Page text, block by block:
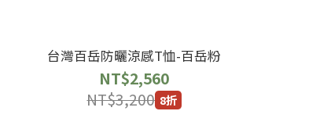
台灣百岳防曬涼感T恤-百岳粉
NT$2,560
NT$3,200 8折